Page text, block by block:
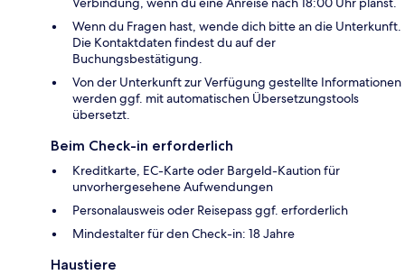
Wenn du Fragen hast, wende dich bitte an die Unterkunft.
Die Kontaktdaten findest du auf der
Buchungsbestätigung.
Von der Unterkunft zur Verfügung gestellte Informationen
werden ggf. mit automatischen Übersetzungstools
übersetzt.
Beim Check-in erforderlich
Kreditkarte, EC-Karte oder Bargeld-Kaution für
unvorhergesehene Aufwendungen
Personalausweis oder Reisepass ggf. erforderlich
Mindestalter für den Check-in: 18 Jahre
Haustiere